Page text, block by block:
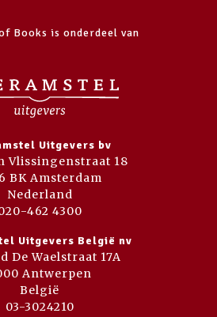
Books is onderdeel van
Uitgevers bv
Vlissingenstraat 18
BK Amsterdam
Nederland
462 4300
Uitgevers België nv
De Waelstraat 17A
Antwerpen
België
03-3024210